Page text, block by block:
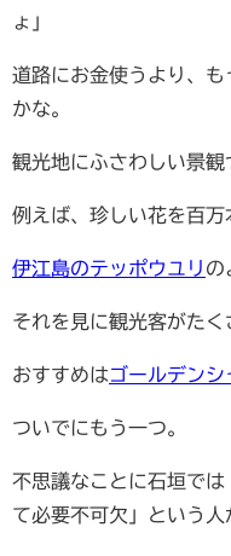
ょ」
道路にお金使うより、
かな。
観光地にふさわしい景観
例えば、珍しい花を百万
伊江島のテッポウユリ の
それを見に観光客がたく
おすすめはゴールデンシ
ついでにもう一つ。
不思議なことに石垣で
て必要不可欠」という人